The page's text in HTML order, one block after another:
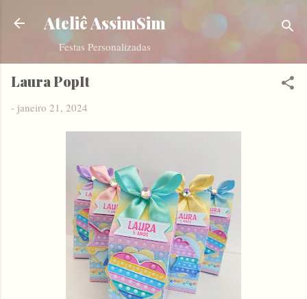
Pular para o conteúdo principal
Ateliê AssimSim
Festas Personalizadas
Laura PopIt
- janeiro 21, 2024